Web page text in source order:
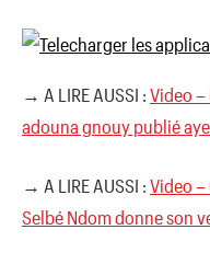
→ A LIRE AUSSI : Video
adouna gnouy publié
→ A LIRE AUSSI : Video –
Selbé Ndom donne son